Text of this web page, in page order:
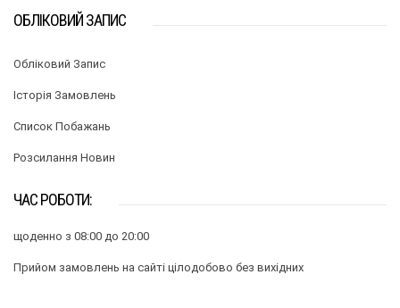
ОБЛІКОВИЙ ЗАПИС
Обліковий Запис
Історія Замовлень
Список Побажань
Розсилання Новин
ЧАС РОБОТИ:
щоденно з 08:00 до 20:00
Прийом замовлень на сайті цілодобово без вихідних